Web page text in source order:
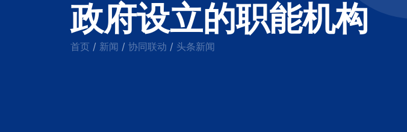
政府设立的职能机构
首页 / 新闻 / 协同联动 / 头条新闻